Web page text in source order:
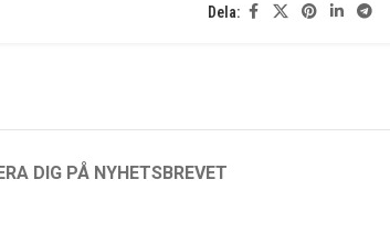
Dela:
DIG PÅ NYHETSBREVET